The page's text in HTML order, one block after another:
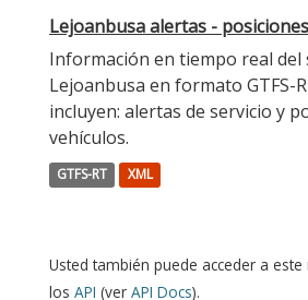
Lejoanbusa alertas -
Información en tiempo real del
Lejoanbusa en formato GTFS-
incluyen: alertas de servicio y
vehículos.
GTFS-RT XML
Usted también puede acceder a
los API (ver API Docs).